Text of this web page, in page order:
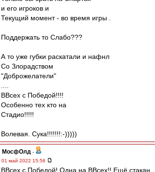
и его игроков и
Текущий момент - во время игры .
Поддержать то Слабо???
А то уже губки раскатали и нафнл
Со Злорадством
"Доброжелатели"
ВВсех с Победой!!!!
Особенно тех кто на
Стадио!!!!!
Волевая. Сука!!!!!!!:-)))))
МосфОлд -
01 май 2022 15:56
ВВсех с Победой! Одна на ВВсех!! Ещё стакан